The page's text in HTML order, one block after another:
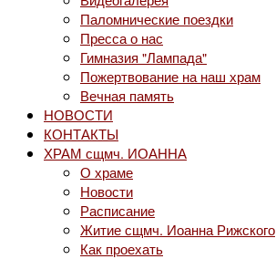
Паломнические поездки
Пресса о нас
Гимназия "Лампада"
Пожертвование на наш храм
Вечная память
НОВОСТИ
КОНТАКТЫ
ХРАМ сщмч. ИОАННА
О храме
Новости
Расписание
Житие сщмч. Иоанна Рижского
Как проехать